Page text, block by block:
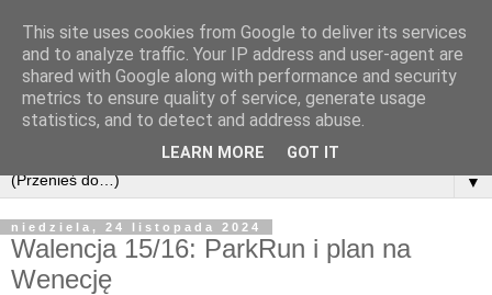
▼
niedziela, 24 listopada 2024
Walencja 15/16: ParkRun i plan na
Wenecję
This site uses cookies from Google to deliver its services
and to analyze traffic. Your IP address and user-agent are
shared with Google along with performance and security
metrics to ensure quality of service, generate usage
statistics, and to detect and address abuse.
LEARN MORE GOT IT